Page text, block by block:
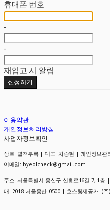
휴대폰 번호
-
-
재입고 시 알림
신청하기
이용약관
개인정보처리방침
사업자정보확인
상호: 별책부록 | 대표: 차승현 | 개인정보관
이메일: byeolcheck@gmail.com
주소: 서울특별시 용산구 신흥로16길 7, 1층
매: 2018-서울용산-0500 | 호스팅제공자: (주